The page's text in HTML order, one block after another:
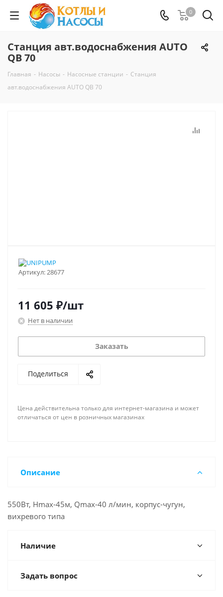
0
Станция авт.водоснабжения AUTO
QB 70
Главная - Насосы - Насосные станции - Станция
авт.водоснабжения AUTO QB 70
Артикул:28677
11 605 ₽/шт
Нет в наличии
Заказать
Поделиться
Цена действительна только для интернет-магазина и может
отличаться от цен в розничных магазинах
Описание
550Вт, Hmax-45м, Qmax-40 л/мин, корпус-чугун,
вихревого типа
Наличие
Задать вопрос